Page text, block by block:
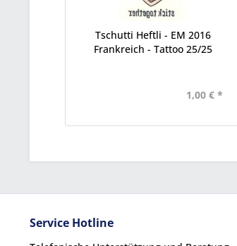
Tschutti Heftli - EM 2016
Frankreich - Tattoo 25/25
1,00 € *
Service Hotline